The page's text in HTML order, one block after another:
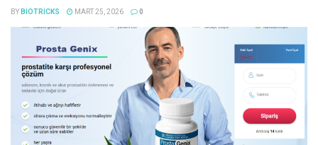
BY BIOTRICKS MART 25, 2026 0